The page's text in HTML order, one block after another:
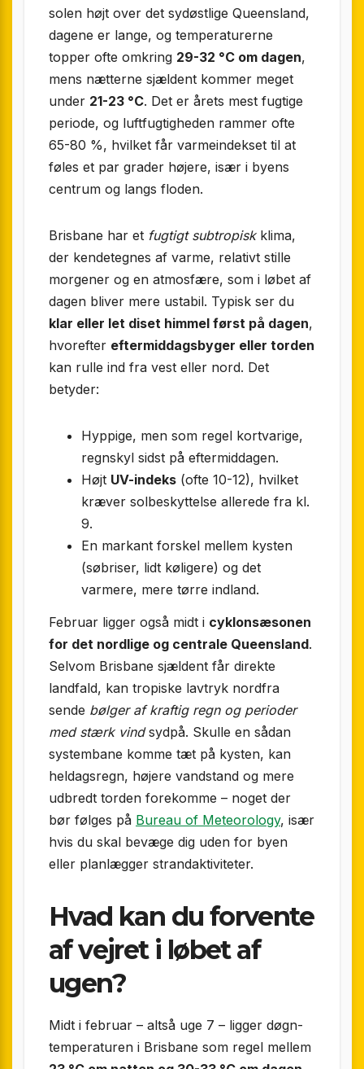
solen højt over det sydøstlige Queensland,
dagene er lange, og temperaturerne
topper ofte omkring 29-32 °C om dagen,
mens nætterne sjældent kommer meget
under 21-23 °C. Det er årets mest fugtige
periode, og luftfugtigheden rammer ofte
65-80 %, hvilket får varmeindekset til at
føles et par grader højere, især i byens
centrum og langs floden.
Brisbane har et fugtigt subtropiskklima,
der kendetegnes af varme, relativt stille
morgener og en atmosfære, som i løbet af
dagen bliver mere ustabil. Typisk ser du
klar eller let diset himmel først på dagen,
hvorefter eftermiddagsbyger eller torden
kan rulle ind fra vest eller nord. Det
betyder:
Hyppige, men som regel kortvarige,
regnskyl sidst på eftermiddagen.
Højt UV-indeks (ofte 10-12), hvilket
kræver solbeskyttelse allerede fra kl.
9.
En markant forskel mellem kysten
(søbriser, lidt køligere) og det
varmere, mere tørre indland.
Februar ligger også midt i cyklonsæsonen
for det nordlige og centrale Queensland.
Selvom Brisbane sjældent får direkte
landfald, kan tropiske lavtryk nordfra
sende bølger af kraftig regn og perioder
med stærk vindsydpå. Skulle en sådan
systembane komme tæt på kysten, kan
heldagsregn, højere vandstand og mere
udbredt torden forekomme – noget der
bør følges på Bureau of Meteorology, især
hvis du skal bevæge dig uden for byen
eller planlægger strandaktiviteter.
Hvad kan du forvente
af vejret i løbet af
ugen?
Midt i februar – altså uge 7 – ligger døgn­
temperaturen i Brisbane som regel mellem